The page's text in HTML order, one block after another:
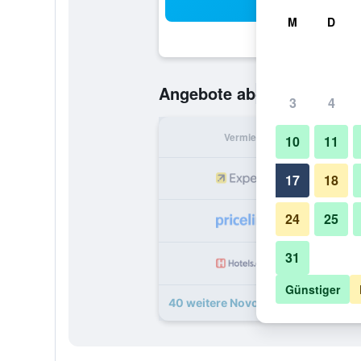
Angebote ab45 €
Vermieter
40 weitere Novotel Abu Dhabi
M D
3 4
10 11
17 18
24 25
31
Günstiger